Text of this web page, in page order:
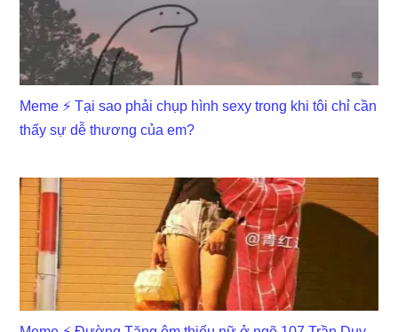
Meme ⚡ Tại sao phải chụp hình sexy trong khi tôi chỉ cần
thấy sự dễ thương của em?